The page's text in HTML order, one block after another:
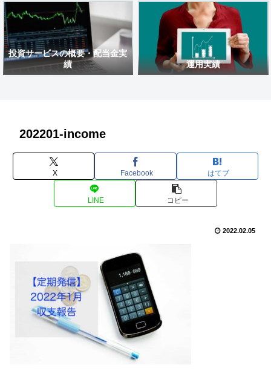
投資サービスの概要・配当金実
績
運用実績
202201-income
X Facebook はてブ
LINE コピー
2022.02.05